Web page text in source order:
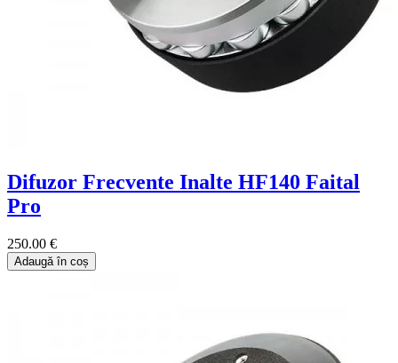
Difuzor Frecvente Inalte HF140 Faital
Pro
250.00 €
Adaugă în coș